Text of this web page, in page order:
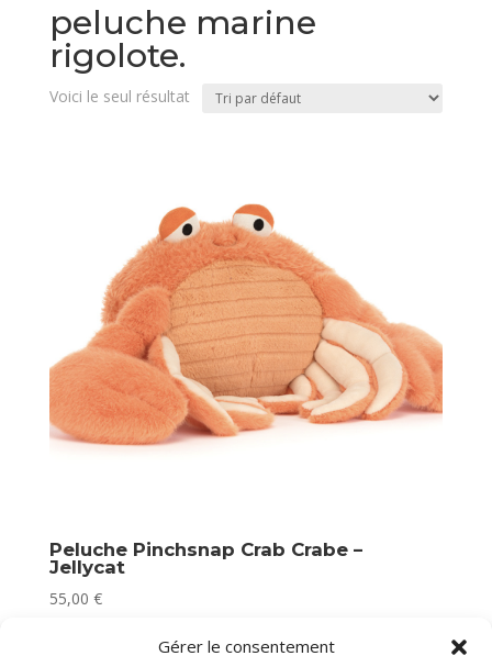
Gérer le consentement
peluche marine
rigolote.
Voici le seul résultat
Peluche Pinchsnap Crab Crabe –
Jellycat
55,00 €